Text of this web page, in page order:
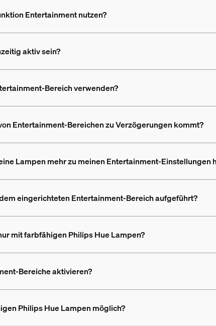
Entertainment nutzen?
aktiv sein?
Bereich verwenden?
Entertainment-Bereichen zu Verzögerungen kommt?
Lampen mehr zu meinen Entertainment-Einstellungen
eingerichteten Entertainment-Bereich aufgeführt?
mit farbfähigen Philips Hue Lampen?
Bereiche aktivieren?
Philips Hue Lampen möglich?